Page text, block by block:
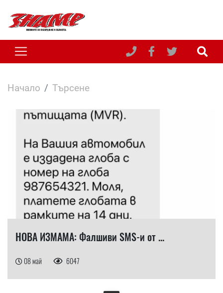
Начало Търсене
НОВА ИЗМАМА: Фалшиви SMS-и от ...
08 май 6047